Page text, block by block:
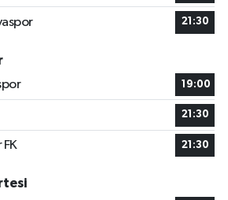
21:30
19:00
21:30
21:30